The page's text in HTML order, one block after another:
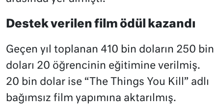
Destek verilen film ödül kazandı
Geçen yıl toplanan 410 bin doların 250 bin
doları 20 öğrencinin eğitimine verilmiş.
20 bin dolar ise “The Things You Kill” adlı
bağımsız film yapımına aktarılmış.